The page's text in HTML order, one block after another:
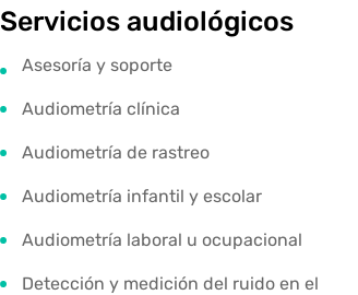
Servicios audiológicos
Asesoría y soporte
Audiometría clínica
Audiometría de rastreo
Audiometría infantil y escolar
Audiometría laboral u ocupacional
Detección y medición del ruido en el